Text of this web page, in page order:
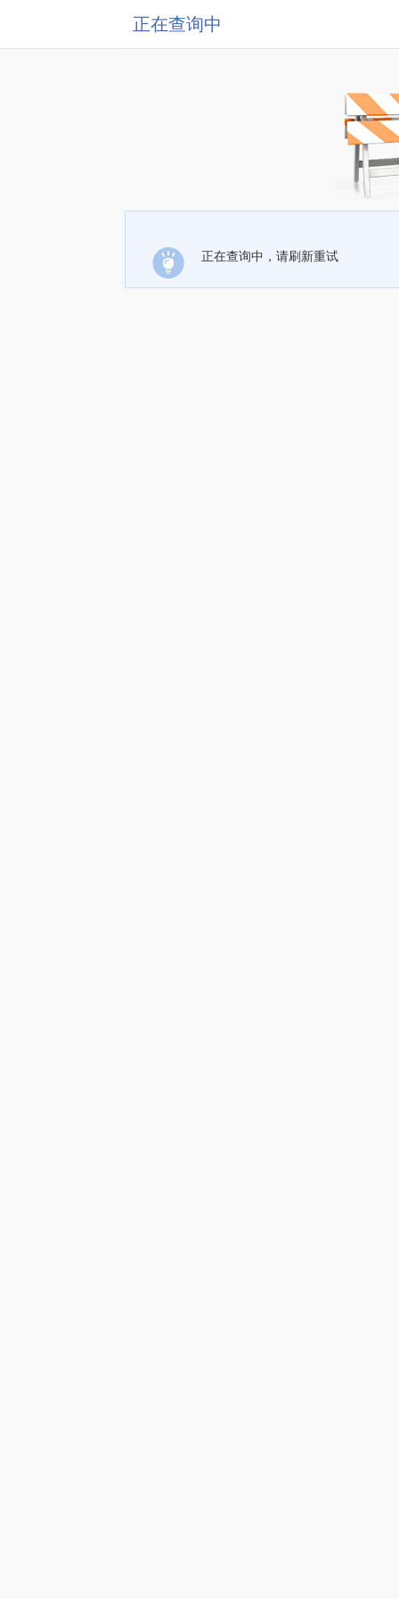
正在查询中
正在查询中，请刷新重试